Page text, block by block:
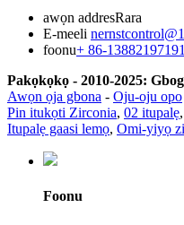
awọn addresRara
E-meeli
foonu+ 86-13882197191
Pakọkọkọ - 2010-2025:
Awọn ọja gbona - Oju-oju opo
Pin itukọti Zirconia, 02 itupalẹ,
Itupalẹ gaasi lemọ, Omi-yiyọ
Foonu